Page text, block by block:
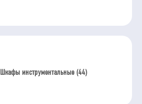
Шкафы инструментальные (44)